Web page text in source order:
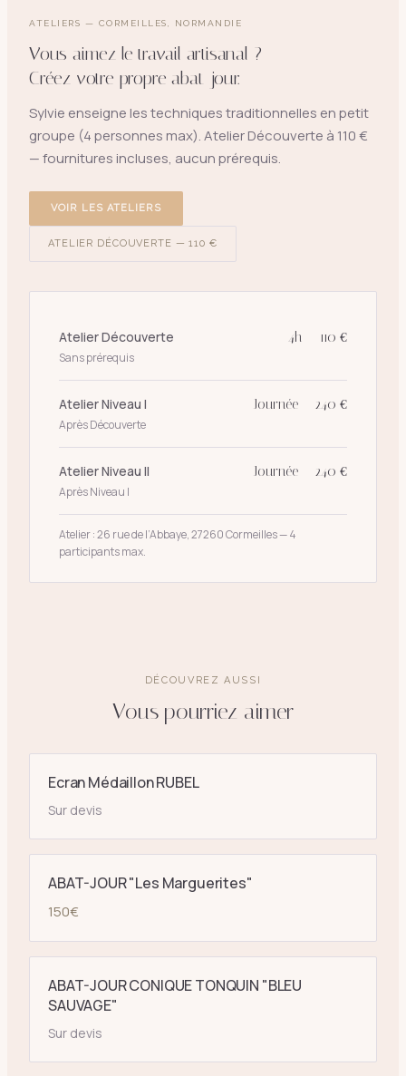
ATELIERS — CORMEILLES, NORMANDIE
Vous aimez le travail artisanal ?
Créez votre propre abat-jour.
Sylvie enseigne les techniques traditionnelles en petit
groupe (4 personnes max). Atelier Découverte à 110 €
— fournitures incluses, aucun prérequis.
VOIR LES ATELIERS
ATELIER DÉCOUVERTE — 110 €
Atelier Découverte
Sans prérequis
4h — 110 €
Atelier Niveau I
Après Découverte
Journée — 240 €
Atelier Niveau II
Après Niveau I
Journée — 240 €
Atelier : 26 rue de l’Abbaye, 27260 Cormeilles — 4
participants max.
DÉCOUVREZ AUSSI
Vous pourriez aimer
Ecran Médaillon RUBEL
Sur devis
ABAT-JOUR "Les Marguerites"
150€
ABAT-JOUR CONIQUE TONQUIN "BLEU
SAUVAGE"
Sur devis